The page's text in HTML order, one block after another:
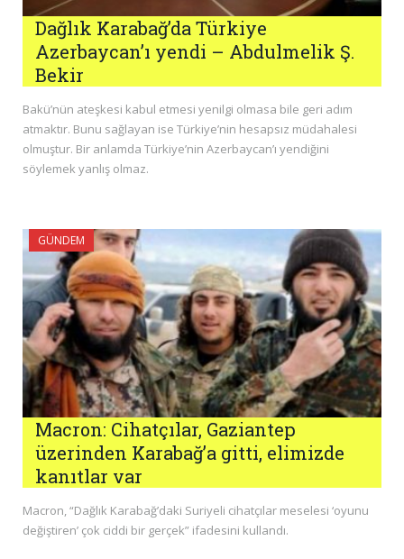
Dağlık Karabağ’da Türkiye
Azerbaycan’ı yendi – Abdulmelik Ş.
Bekir
Bakü’nün ateşkesi kabul etmesi yenilgi olmasa bile geri adım
atmaktır. Bunu sağlayan ise Türkiye’nin hesapsız müdahalesi
olmuştur. Bir anlamda Türkiye’nin Azerbaycan’ı yendiğini
söylemek yanlış olmaz.
GÜNDEM
Macron: Cihatçılar, Gaziantep
üzerinden Karabağ’a gitti, elimizde
kanıtlar var
Macron, “Dağlık Karabağ’daki Suriyeli cihatçılar meselesi ‘oyunu
değiştiren’ çok ciddi bir gerçek” ifadesini kullandı.